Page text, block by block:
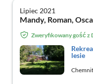
Lipiec 2021
Zweryfikowany gość z
lesie